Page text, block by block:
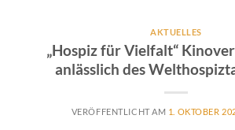
AKTUELLES
„Hospiz für Vielfalt“
anlässlich des
VERÖFFENTLICHT AM 1. OKTOBER